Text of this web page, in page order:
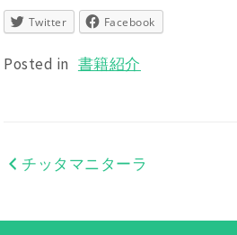
Twitter Facebook
Posted in 書籍紹介
投チッタマニターラ